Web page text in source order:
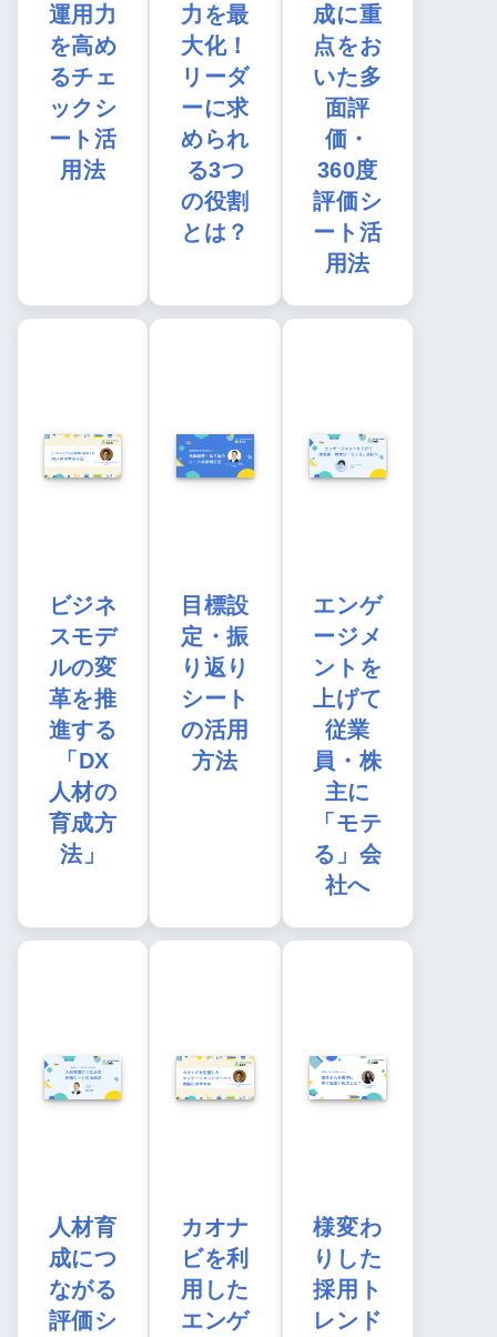
運用力
を高め
るチェ
ックシ
ート活
用法
力を最
大化！
リーダ
ーに求
められ
る3つ
の役割
とは？
成に重
点をお
いた多
面評
価・
360度
評価シ
ート活
用法
ビジネ
スモデ
ルの変
革を推
進する
「DX
人材の
育成方
法」
目標設
定・振
り返り
シート
の活用
方法
エンゲ
ージメ
ントを
上げて
従業
員・株
主に
「モテ
る」会
社へ
人材育
成につ
ながる
評価シ
カオナ
ビを利
用した
エンゲ
様変わ
りした
採用ト
レンド